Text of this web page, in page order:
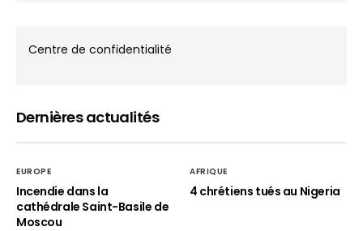
Centre de confidentialité
Dernières actualités
EUROPE
Incendie dans la
cathédrale Saint-Basile de
Moscou
AFRIQUE
4 chrétiens tués au Nigeria